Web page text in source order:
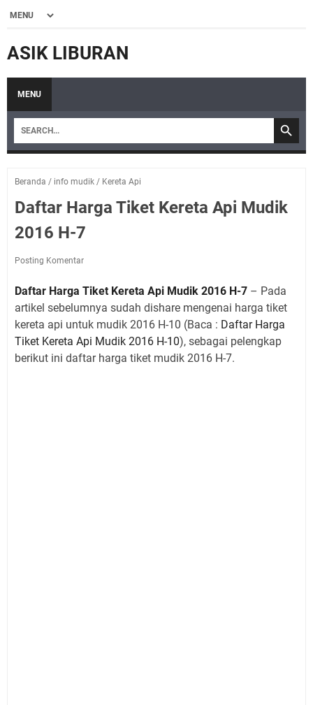
ASIK LIBURAN
MENU
Beranda / info mudik / Kereta Api
Daftar Harga Tiket Kereta Api Mudik
2016 H-7
Posting Komentar
Daftar Harga Tiket Kereta Api Mudik 2016 H-7 – Pada
artikel sebelumnya sudah dishare mengenai harga tiket
kereta api untuk mudik 2016 H-10 (Baca : Daftar Harga
Tiket Kereta Api Mudik 2016 H-10), sebagai pelengkap
berikut ini daftar harga tiket mudik 2016 H-7.